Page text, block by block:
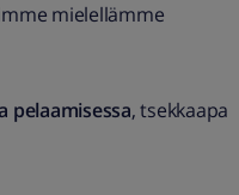
mielellämme
pelaamisessa, tsekkaapa